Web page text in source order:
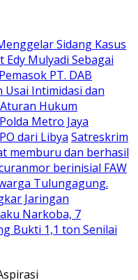
Sidang Kasus
Edy Mulyadi Sebagai
PT. DAB
Usai Intimidasi dan
Hukum
Polda Metro Jaya
dari Libya Satreskrim
memburu dan berhasil
berinisial FAW
Tulungagung.
Jaringan
Narkoba, 7
Bukti 1,1 ton Senilai